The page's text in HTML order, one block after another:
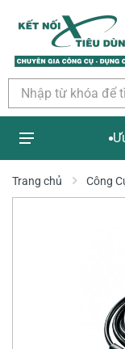
Trang chủ Công